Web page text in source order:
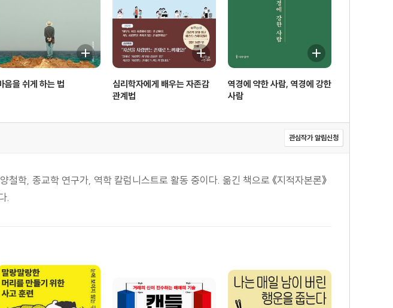
음을 쉬게 하는 법
심리학자에게 배우는 자존감
관계법
역경에 약한 사람, 역경에 강한
사람
관심작가 알림신청
학, 종교학 연구가, 역학 칼럼니스트로 활동 중이다. 옮긴 책으로 《지적자본론》
.